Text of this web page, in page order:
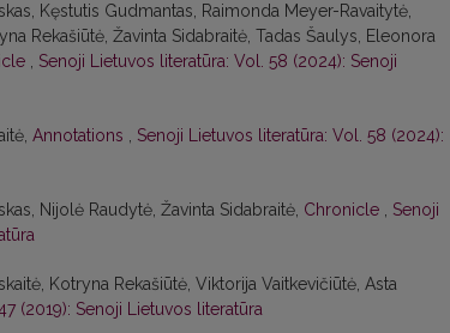
Kęstutis Gudmantas, Raimonda Meyer-Ravaitytė,
Rekašiūtė, Žavinta Sidabraitė, Tadas Šaulys, Eleonora
, Senoji Lietuvos literatūra: Vol. 58 (2024): Senoji
Annotations , Senoji Lietuvos literatūra: Vol. 58 (2024):
Nijolė Raudytė, Žavinta Sidabraitė, Chronicle , Senoji
Kotryna Rekašiūtė, Viktorija Vaitkevičiūtė, Asta
(2019): Senoji Lietuvos literatūra